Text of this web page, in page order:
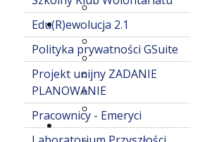
Edu(R)ewolucja 2.1
Polityka prywatności GSuite
Projekt unijny ZADANIE
PLANOWANIE
Pracownicy - Emeryci